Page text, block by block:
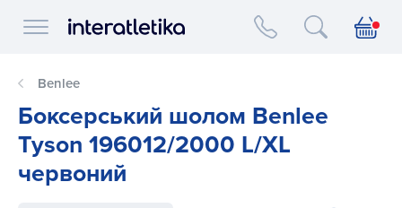
Interatletika logo
Benlee
Боксерський шолом Benlee
Tyson 196012/2000 L/XL
червоний